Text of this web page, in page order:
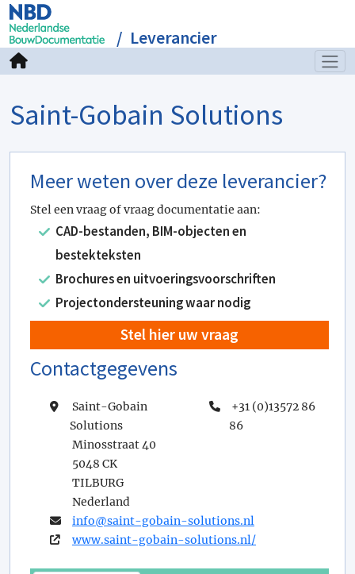
Leverancier
Saint-Gobain Solutions
Meer weten over deze leverancier?
Stel een vraag of vraag documentatie aan:
CAD-bestanden, BIM-objecten en
bestekteksten
Brochures en uitvoeringsvoorschriften
Projectondersteuning waar nodig
Stel hier uw vraag
Contactgegevens
Saint-Gobain
Solutions
Minosstraat 40
5048 CK
TILBURG
Nederland
+31 (0)13572 86
86
info@­saint-gobain-solutions.nl
www.saint-gobain-solutions.nl/